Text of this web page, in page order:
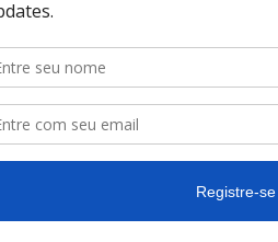
10 causas